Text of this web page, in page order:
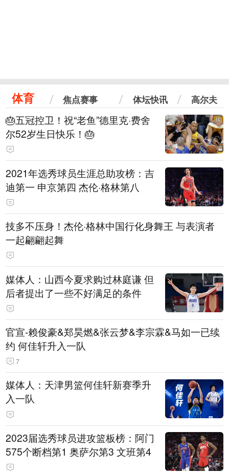
体育 焦点赛事 体坛快讯 高尔夫
🎂五冠控卫！祝“老鱼”德里克·费舍
尔52岁生日快乐！🎂
2021年选秀球员生涯总助攻榜：吉
迪第一 申京第四 杰伦·格林第八
技多不压身！杰伦·格林中国行化身舞王 与表演者
一起翩翩起舞
媒体人：山西今夏求购过林庭谦 但
后者提出了一些不好满足的条件
官宣-赖俊豪&郑昊燃&张云梦&李宗霖&马如一已续
约 何佳轩升入一队
7
媒体人：天津男篮何佳轩新赛季升
入一队
2023届选秀球员进攻篮板榜：阿门
575个断档第1 奥萨尔第3 文班第4